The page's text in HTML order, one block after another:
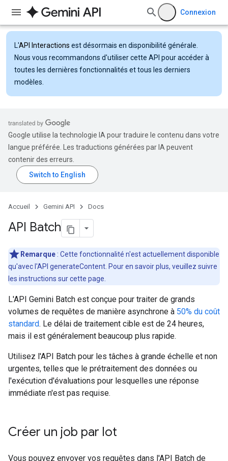
Connexion
L'API Interactions est désormais en disponibilité générale.
Nous vous recommandons d'utiliser cette API pour accéder à
toutes les dernières fonctionnalités et tous les derniers
modèles.
Google utilise la technologie IA pour traduire le contenu dans votre
langue préférée. Les traductions générées par IA peuvent
contenir des erreurs.
Accueil Gemini API Docs
API Batch
Remarque : Cette fonctionnalité n'est actuellement disponible
qu'avec l'API generateContent. Pour en savoir plus, veuillez suivre
les instructions sur cette page.
L'API Gemini Batch est conçue pour traiter de grands
volumes de requêtes de manière asynchrone à 50% du coût
standard. Le délai de traitement cible est de 24 heures,
mais il est généralement beaucoup plus rapide.
Utilisez l'API Batch pour les tâches à grande échelle et non
urgentes, telles que le prétraitement des données ou
l'exécution d'évaluations pour lesquelles une réponse
immédiate n'est pas requise.
Créer un job par lot
Vous pouvez envoyer vos requêtes dans l'API Batch de